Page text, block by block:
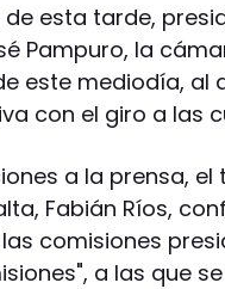
de esta tarde,
Pampuro, la
este mediodía, al
con el giro a las
a la prensa,
Fabián Ríos,
comisiones
a las que